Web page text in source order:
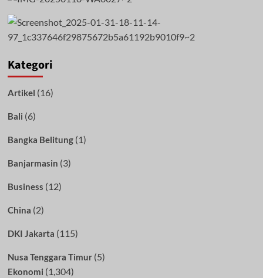
Kategori
Artikel (16)
Bali (6)
Bangka Belitung(1)
Banjarmasin (3)
Business (12)
China (2)
DKI Jakarta (115)
Nusa Tenggara Timur(5)
Ekonomi (1,304)